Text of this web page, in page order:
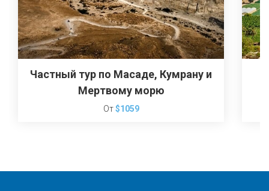
Частный тур по Масаде, Кумрану и
Мертвому морю
От$1059